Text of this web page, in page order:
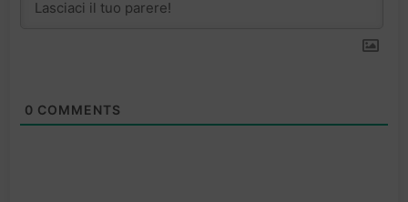
0 COMMENTS